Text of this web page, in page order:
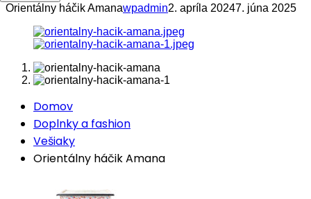
Orientálny háčik Amanawpadmin2. apríla 20247. júna 2025
Domov
Doplnky a fashion
Vešiaky
Orientálny háčik Amana